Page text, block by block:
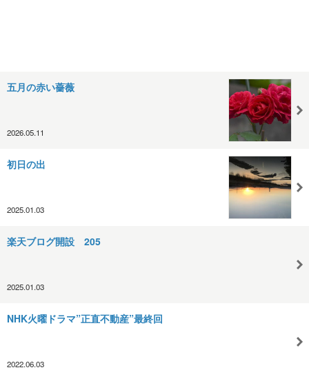
五月の赤い薔薇
2026.05.11
初日の出
2025.01.03
楽天ブログ開設 205
2025.01.03
NHK火曜ドラマ”正直不動産”最終回
2022.06.03